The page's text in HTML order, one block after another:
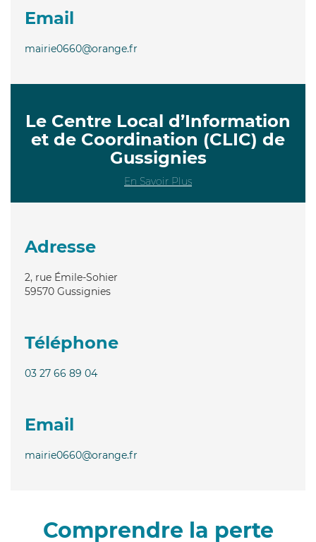
Email
mairie0660@orange.fr
Le Centre Local d’Information
et de Coordination (CLIC) de
Gussignies
En Savoir Plus
Adresse
2, rue Émile-Sohier
59570 Gussignies
Téléphone
03 27 66 89 04
Email
mairie0660@orange.fr
Comprendre la perte